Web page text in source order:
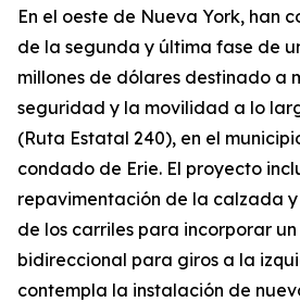
En el oeste de Nueva York, han
de la segunda y última fase de
millones de dólares destinado a
seguridad y la movilidad a lo
(Ruta Estatal 240), en el
condado de Erie. El proyecto
repavimentación de la calzada
de los carriles para incorporar
bidireccional para giros a la
contempla la instalación de